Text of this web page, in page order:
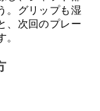
。グリップも湿
、次回のプレー